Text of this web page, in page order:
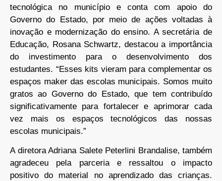
tecnológica no município e conta com apoio do
Governo do Estado, por meio de ações voltadas à
inovação e modernização do ensino. A secretária de
Educação, Rosana Schwartz, destacou a importância
do investimento para o desenvolvimento dos
estudantes. “Esses kits vieram para complementar os
espaços maker das escolas municipais. Somos muito
gratos ao Governo do Estado, que tem contribuído
significativamente para fortalecer e aprimorar cada
vez mais os espaços tecnológicos das nossas
escolas municipais.”
A diretora Adriana Salete Peterlini Brandalise, também
agradeceu pela parceria e ressaltou o impacto
positivo do material no aprendizado das crianças.